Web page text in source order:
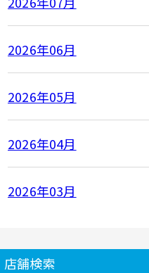
2026年06月
2026年05月
2026年04月
2026年03月
店舗検索